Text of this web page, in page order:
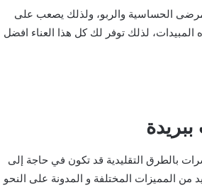
الحساسية والربو، ولذلك يصعب على
لذلك توفر لك كل هذا العناء افضل
بالطرق التقليدية قد تكون في حاجة إلى
المميزات المختلفة و المدونة على النحو